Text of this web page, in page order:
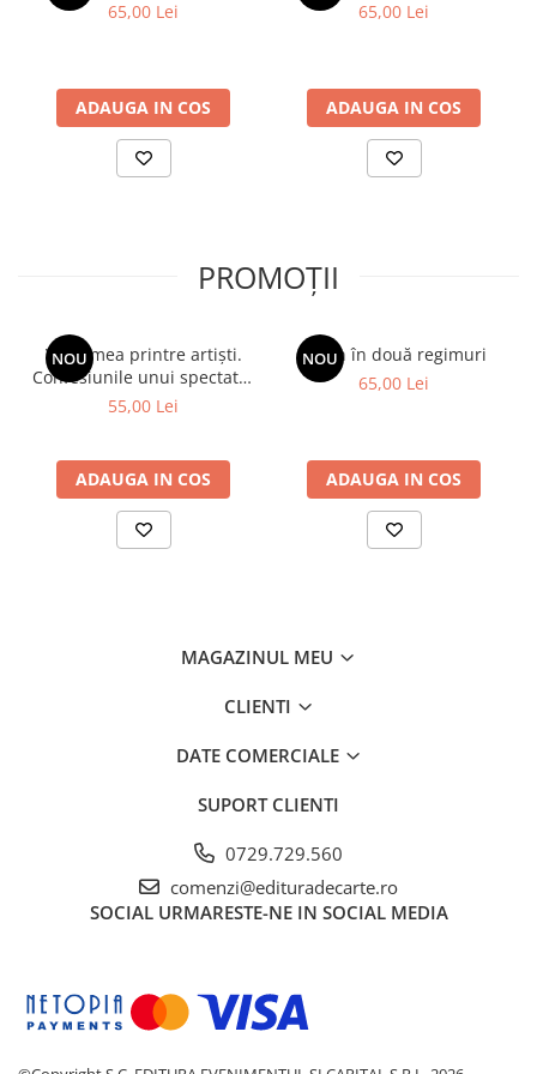
65,00 Lei
ADAUGA IN COS
65,00 Lei
ADAUGA IN COS
PROMOȚII
NOU
Viața mea printre artiști.
Confesiunile unui spectator
fidel
55,00 Lei
ADAUGA IN COS
NOU
Spion în două regimuri
65,00 Lei
ADAUGA IN COS
MAGAZINUL MEU
CLIENTI
DATE COMERCIALE
SUPORT CLIENTI
0729.729.560
comenzi@edituradecarte.ro
SOCIAL URMARESTE-NE IN SOCIAL MEDIA